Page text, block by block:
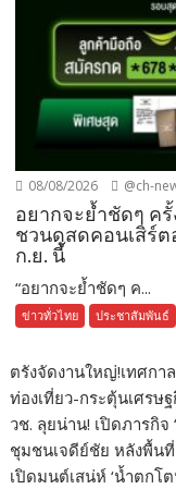
08/08/2026 @ch-
อยากจะย้ำชัดๆ ครั้
ชวนดูสดคอนเสิร์ต
ก.ย. นี้
“อยากจะย้ำชัดๆ ค...
ข่าวทั่วไทย ประชาสัมพันธ์
ตรังจัดงานใหญ่!เทศกา
ท่องเที่ยว-กระตุ้นเศรษ
วช. ลุยน่าน! เปิดภารกิ
ชุมชนเจดีย์ชัย หลังพื้นที่
เปิดมนต์เสน่ห์ ‘น้ำตกโ